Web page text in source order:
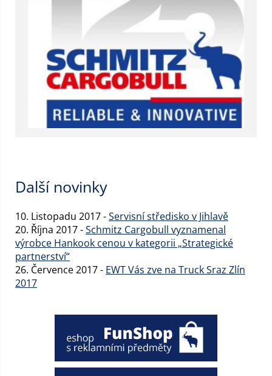
Další novinky
10. Listopadu 2017 -Servisní středisko v Jihlavě
20. Října 2017 -Schmitz Cargobull vyznamenal
výrobce Hankook cenou v kategorii „Strategické
partnerství“
26. Července 2017 - EWT Vás zve na Truck Sraz Zlín
2017